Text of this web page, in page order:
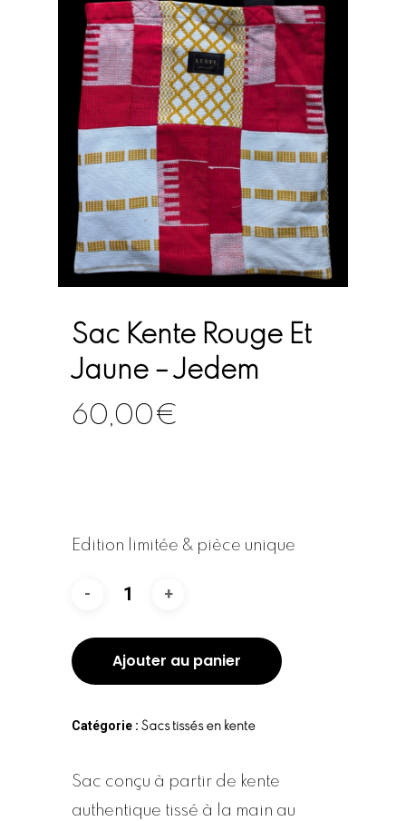
Sac Kente Rouge Et
Jaune – Jedem
60,00€
Edition limitée & pièce unique
Ajouter au panier
Catégorie : Sacs tissés en kente
Sac conçu à partir de kente
authentique tissé à la main au